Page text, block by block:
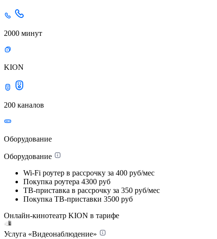
2000 минут
KION
200 каналов
Оборудование
Оборудование
Wi-Fi роутер в рассрочку за 400 руб/мес
Покупка роутера 4300 руб
ТВ-приставка в рассрочку за 350 руб/мес
Покупка ТВ-приставки 3500 руб
Онлайн-кинотеатр KION в тарифе
Услуга «Видеонаблюдение»